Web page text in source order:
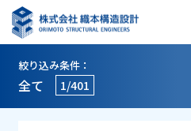
絞り込み条件：
全て 1/401